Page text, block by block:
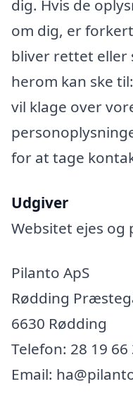
dig. Hvis de
om dig, er
bliver rettet eller
herom kan ske
vil klage over
for at tage
Udgiver
Websitet ejes og
Pilanto ApS
Rødding
6630 Rødding
Telefon: 28 19 66
Email: